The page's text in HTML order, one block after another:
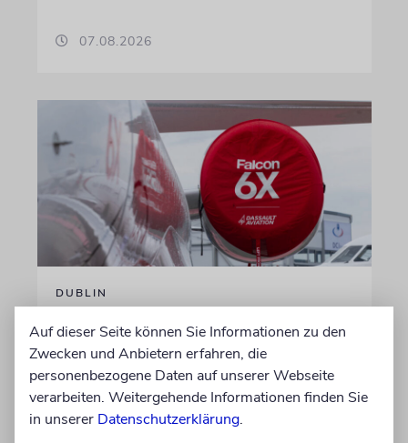
07.08.2026
DUBLIN
Wegen Israel-Boykott:
Irisches Regierungsflugzeug
kann nicht mehr im Nebel
landen
Beim Kauf der Maschine wurde bewusst auf
Auf dieser Seite können Sie Informationen zu den
Zwecken und Anbietern erfahren, die
personenbezogene Daten auf unserer Webseite
verarbeiten. Weitergehende Informationen finden Sie
in unserer Datenschutzerklärung.